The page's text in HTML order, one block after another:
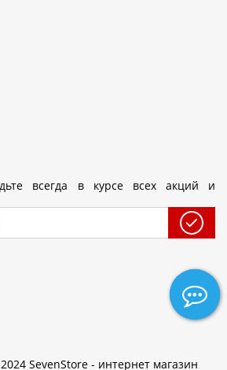
всегда в курсе всех акций и
SevenStore - интернет магазин